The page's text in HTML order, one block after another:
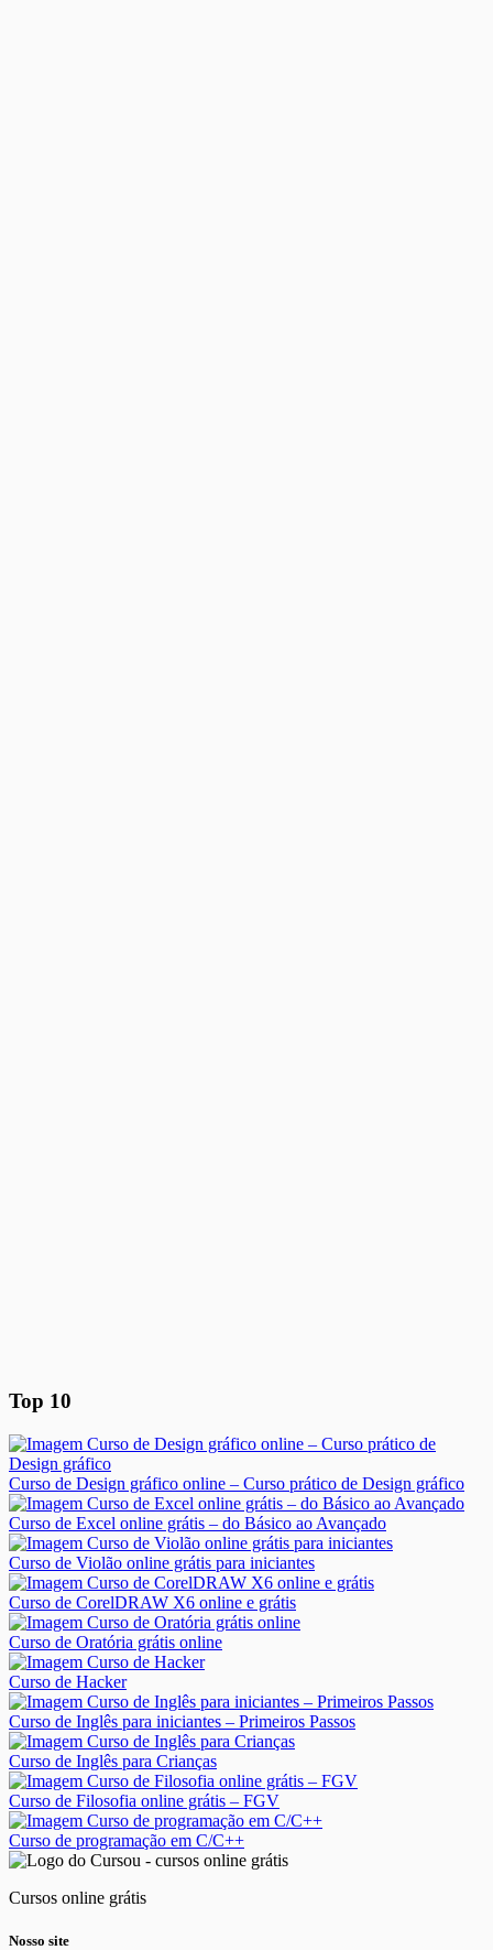
Top 10
Curso de Design gráfico online – Curso prático de Design gráfico
Curso de Excel online grátis – do Básico ao Avançado
Curso de Violão online grátis para iniciantes
Curso de CorelDRAW X6 online e grátis
Curso de Oratória grátis online
Curso de Hacker
Curso de Inglês para iniciantes – Primeiros Passos
Curso de Inglês para Crianças
Curso de Filosofia online grátis – FGV
Curso de programação em C/C++
Cursos online grátis
Nosso site